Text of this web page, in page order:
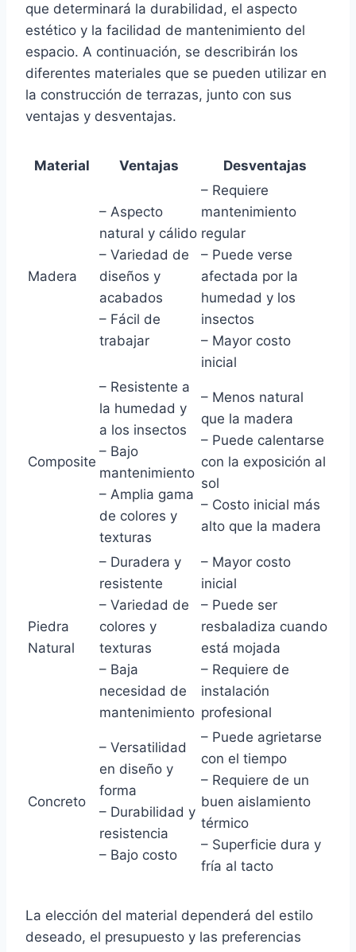
que determinará la durabilidad, el aspecto
estético y la facilidad de mantenimiento del
espacio. A continuación, se describirán los
diferentes materiales que se pueden utilizar en
la construcción de terrazas, junto con sus
ventajas y desventajas.
Material Ventajas Desventajas
Madera
– Aspecto
natural y cálido
– Variedad de
diseños y
acabados
– Fácil de
trabajar
– Requiere
mantenimiento
regular
– Puede verse
afectada por la
humedad y los
insectos
– Mayor costo
inicial
Composite
– Resistente a
la humedad y
a los insectos
– Bajo
mantenimiento
– Amplia gama
de colores y
texturas
– Menos natural
que la madera
– Puede calentarse
con la exposición al
sol
– Costo inicial más
alto que la madera
Piedra
Natural
– Duradera y
resistente
– Variedad de
colores y
texturas
– Baja
necesidad de
mantenimiento
– Mayor costo
inicial
– Puede ser
resbaladiza cuando
está mojada
– Requiere de
instalación
profesional
Concreto
– Versatilidad
en diseño y
forma
– Durabilidad y
resistencia
– Bajo costo
– Puede agrietarse
con el tiempo
– Requiere de un
buen aislamiento
térmico
– Superficie dura y
fría al tacto
La elección del material dependerá del estilo
deseado, el presupuesto y las preferencias